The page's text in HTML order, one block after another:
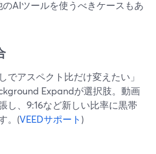
AIツールを使うべきケースもあ
でアスペクト比だけ変えたい」
Expandが選択肢。動画
し、9:16など新しい比率に黒帯
。(VEEDサポート )